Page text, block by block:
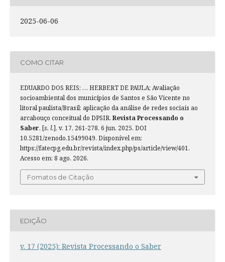
2025-06-06
COMO CITAR
EDUARDO DOS REIS; … HERBERT DE PAULA; Avaliação
socioambiental dos municípios de Santos e São Vicente no
litoral paulista/Brasil: aplicação da análise de redes sociais ao
arcabouço conceitual do DPSIR. Revista Processando o
Saber, [s. l.], v. 17, 261-278, 6 jun. 2025. DOI
10.5281/zenodo.15499049. Disponível em:
https://fatecpg.edu.br/revista/index.php/ps/article/view/401.
Acesso em: 8 ago. 2026.
Fomatos de Citação
EDIÇÃO
v. 17 (2025): Revista Processando o Saber